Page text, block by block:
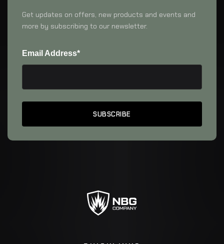
Get updates on offers, new products and events and
more by subscribing to our newsletter.
Email Address*